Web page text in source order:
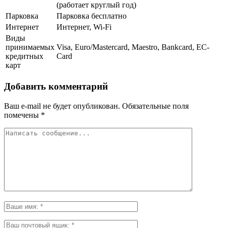
(работает круглый год)
Парковка
Парковка бесплатно
Интернет
Интернет, Wi-Fi
Виды
принимаемых
кредитных
карт
Visa, Euro/Mastercard, Maestro, Bankcard, EC-
Card
Добавить комментарий
Ваш e-mail не будет опубликован. Обязательные поля
помечены *